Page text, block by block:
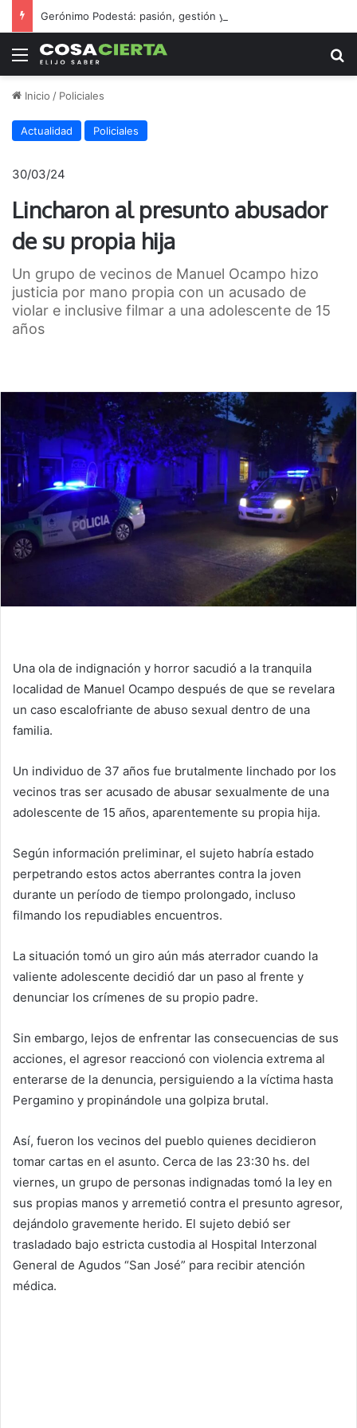
Menú
Inicio / Policiales
Actualidad Policiales
30/03/24
Lincharon al presunto abusador
de su propia hija
Un grupo de vecinos de Manuel Ocampo hizo
justicia por mano propia con un acusado de
violar e inclusive filmar a una adolescente de 15
años
Una ola de indignación y horror sacudió a la tranquila
localidad de Manuel Ocampo después de que se revelara
un caso escalofriante de abuso sexual dentro de una
familia.
Un individuo de 37 años fue brutalmente linchado por los
vecinos tras ser acusado de abusar sexualmente de una
adolescente de 15 años, aparentemente su propia hija.
Según información preliminar, el sujeto habría estado
perpetrando estos actos aberrantes contra la joven
durante un período de tiempo prolongado, incluso
filmando los repudiables encuentros.
La situación tomó un giro aún más aterrador cuando la
valiente adolescente decidió dar un paso al frente y
denunciar los crímenes de su propio padre.
Sin embargo, lejos de enfrentar las consecuencias de sus
acciones, el agresor reaccionó con violencia extrema al
enterarse de la denuncia, persiguiendo a la víctima hasta
Pergamino y propinándole una golpiza brutal.
Así, fueron los vecinos del pueblo quienes decidieron
tomar cartas en el asunto. Cerca de las 23:30 hs. del
viernes, un grupo de personas indignadas tomó la ley en
sus propias manos y arremetió contra el presunto agresor,
dejándolo gravemente herido. El sujeto debió ser
trasladado bajo estricta custodia al Hospital Interzonal
General de Agudos “San José” para recibir atención
médica.